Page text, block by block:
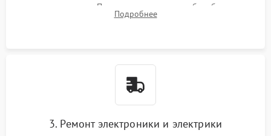
амортизаторов. Проверка подшипников барабана и
крестовины на износ, а манжеты люка на разрывы.
Подробнее
3. Ремонт электроники и электрики